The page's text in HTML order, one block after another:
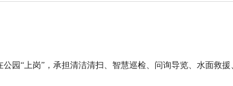
园“上岗”，承担清洁清扫、智慧巡检、问询导览、水面救援